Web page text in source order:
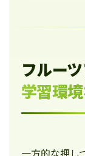
フルー
学習環